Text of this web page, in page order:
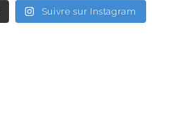
Suivre sur Instagram